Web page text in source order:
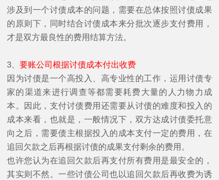
涉及到一个讨债成本的问题，需要在总体按照讨债成果
的原则下，同时结合讨债成本来分批次逐步支付费用，
才是双方最良性的费用结算方法。
3、 要账公司根据讨债成本付出收费
因为讨债是一个高投入、高专业性的工作，运用讨债专
家的渠道来进行调查等都需要耗费大量的人力物力成
本。因此，支付讨债费用还需要从讨债的难度和投入的
成本来看，也就是，一般情况下，双方达成讨债委托意
向之后，需要债主根据投入的成本支付一定的费用，在
追回欠款之后再根据讨债的成果支付剩余的费用。
也许您认为在追回欠款后再支付所有费用是最安全的，
其实则不然。一些讨债公司也以追回欠款后再收费为诱